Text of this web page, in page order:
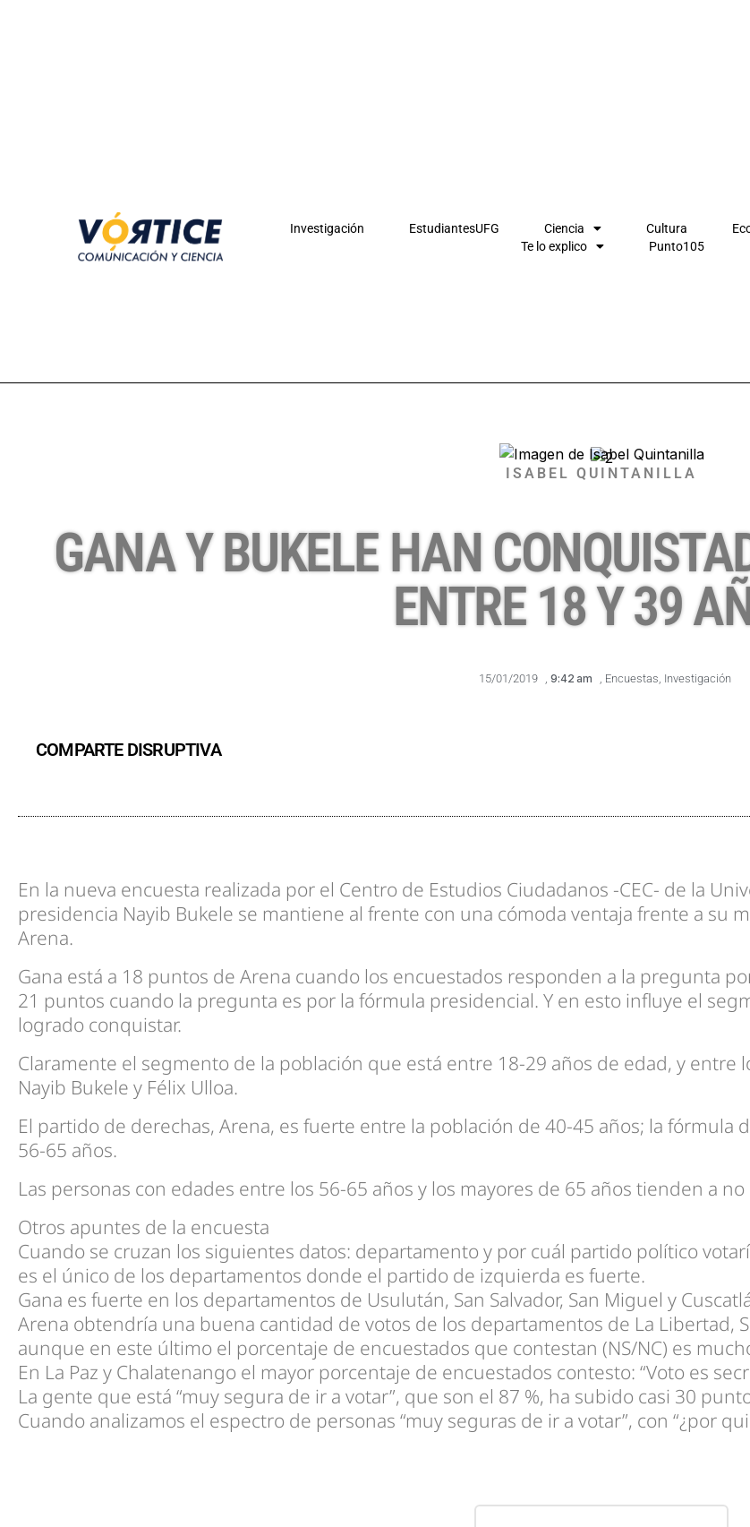
Investigación EstudiantesUFG Ciencia Cultura
Te lo explico
Punto105
ISABEL QUINTANILLA
GANA Y BUKELE HAN
ENTRE 18 Y 39
15/01/2019 9:42 am Encuestas Investigación
COMPARTE DISRUPTIVA
En la nueva encuesta realizada por el Centro de Estudios Ciudadanos -CEC- de la
presidencia Nayib Bukele se mantiene al frente con una cómoda ventaja frente a su
Arena.
Gana está a 18 puntos de Arena cuando los encuestados responden a la pregunta
21 puntos cuando la pregunta es por la fórmula presidencial. Y en esto influye el
logrado conquistar.
Claramente el segmento de la población que está entre 18-29 años de edad, y
Nayib Bukele y Félix Ulloa.
El partido de derechas, Arena, es fuerte entre la población de 40-45 años; la fórmula
56-65 años.
Las personas con edades entre los 56-65 años y los mayores de 65 años tienden a
Otros apuntes de la encuesta
Cuando se cruzan los siguientes datos: departamento y por cuál partido político
es el único de los departamentos donde el partido de izquierda es fuerte.
Gana es fuerte en los departamentos de Usulután, San Salvador, San Miguel y
Arena obtendría una buena cantidad de votos de los departamentos de La Libertad,
aunque en este último el porcentaje de encuestados que contestan (NS/NC) es
En La Paz y Chalatenango el mayor porcentaje de encuestados contesto: “Voto es
La gente que está “muy segura de ir a votar”, que son el 87 %, ha subido casi 30
Cuando analizamos el espectro de personas “muy seguras de ir a votar”, con “¿por